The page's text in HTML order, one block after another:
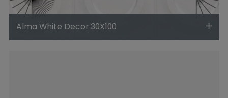
Alma White Decor 30X100